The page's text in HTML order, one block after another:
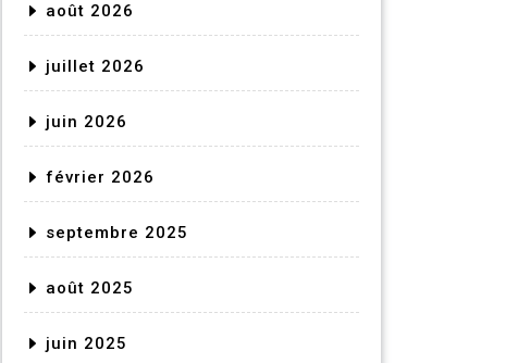
août 2026
juillet 2026
juin 2026
février 2026
septembre 2025
août 2025
juin 2025